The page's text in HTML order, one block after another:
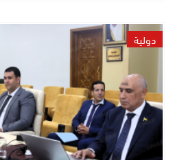
دولية